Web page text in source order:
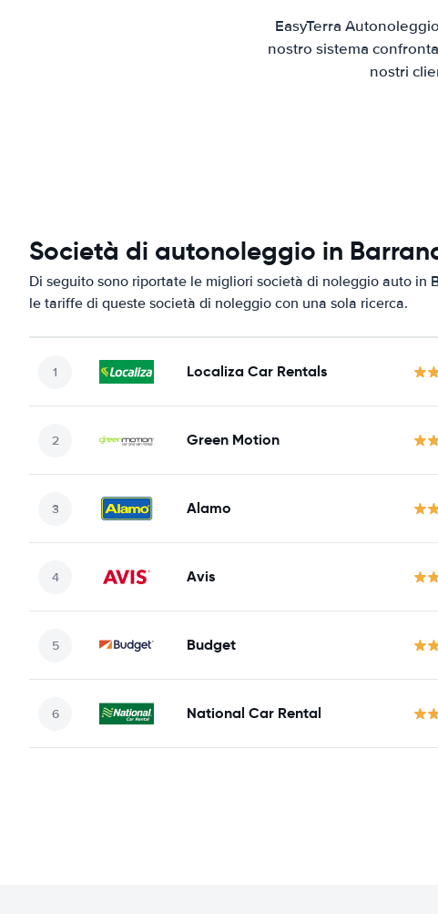
EasyTerra
nostro sistema
nostri
Società di autonoleggio in
Di seguito sono riportate le migliori società di noleggio auto in
le tariffe di queste società di noleggio con una sola ricerca.
Localiza Car Rentals
Green Motion
Alamo
Avis
Budget
National Car Rental